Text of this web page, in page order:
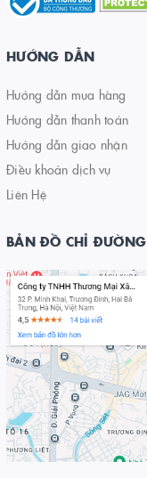
HƯỚNG DẪN
Hướng dẫn mua hàng
Hướng dẫn thanh toán
Hướng dẫn giao nhận
Điều khoản dịch vụ
Liên Hệ
BẢN ĐỒ CHỈ ĐƯỜNG